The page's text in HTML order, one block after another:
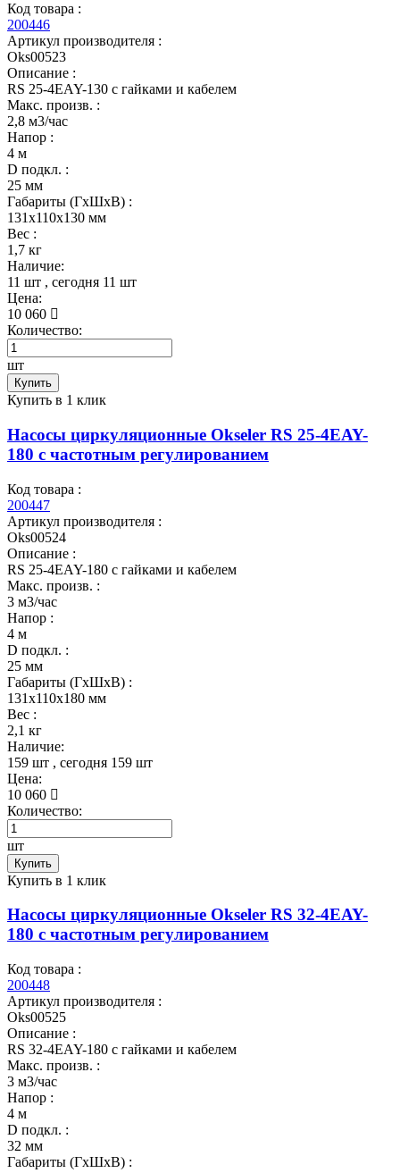
Код товара :
200446
Артикул производителя :
Oks00523
Описание :
RS 25-4EAY-130 с гайками и кабелем
Макс. произв. :
2,8 м3/час
Напор :
4 м
D подкл. :
25 мм
Габариты (ГхШхВ) :
131x110x130 мм
Вес :
1,7 кг
Наличие:
11 шт , сегодня 11 шт
Цена:
10 060
Количество:
шт
Купить
Купить в 1 клик
Насосы циркуляционные Okseler RS 25-4EAY-
180 с частотным регулированием
Код товара :
200447
Артикул производителя :
Oks00524
Описание :
RS 25-4EAY-180 с гайками и кабелем
Макс. произв. :
3 м3/час
Напор :
4 м
D подкл. :
25 мм
Габариты (ГхШхВ) :
131x110x180 мм
Вес :
2,1 кг
Наличие:
159 шт , сегодня 159 шт
Цена:
10 060
Количество:
шт
Купить
Купить в 1 клик
Насосы циркуляционные Okseler RS 32-4EAY-
180 с частотным регулированием
Код товара :
200448
Артикул производителя :
Oks00525
Описание :
RS 32-4EAY-180 с гайками и кабелем
Макс. произв. :
3 м3/час
Напор :
4 м
D подкл. :
32 мм
Габариты (ГхШхВ) :